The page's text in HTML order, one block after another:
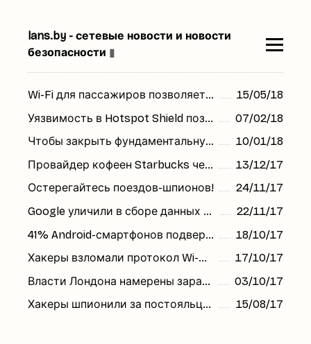
lans.by - сетевые новости и новости
безопасности ▮
Wi-Fi для пассажиров позволяет хакерам захватить управление поездом
15/05/18
Уязвимость в Hotspot Shield позволяет раскрыть местоположение пользователя
07/02/18
Чтобы закрыть фундаментальную уязвимость в Wi-Fi, создается новый протокол WPA3
10/01/18
Провайдер кофеен Starbucks через Wi-Fi внедрял в устройства посетителей код для добычи криптовалюты Monero
13/12/17
Остерегайтесь поездов-шпионов!
24/11/17
Google уличили в сборе данных о геолокации Android-смартфонов
22/11/17
41% Android-смартфонов подвержен "исключительно разрушительной" Wi-Fi-атаке
18/10/17
Хакеры взломали протокол Wi-Fi: миллионы пользователей под угрозой
17/10/17
Власти Лондона намерены заработать £322 млн на продаже данных о пассажирах метро
03/10/17
Хакеры шпионили за постояльцами отелей с помощью эксплоита АНБ
15/08/17